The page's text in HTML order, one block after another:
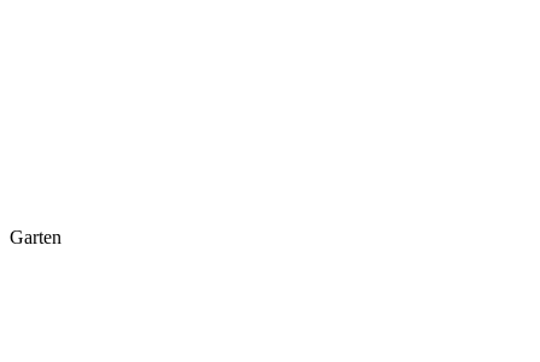
Garten